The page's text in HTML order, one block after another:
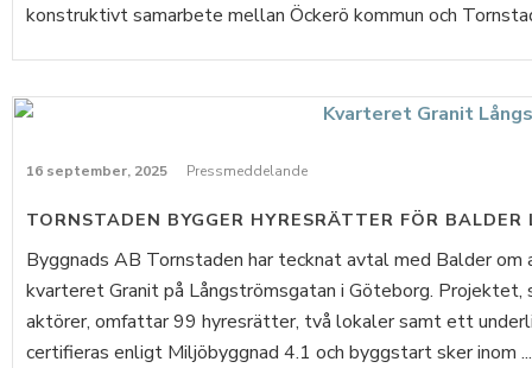
konstruktivt samarbete mellan Öckerö kommun och
16 september, 2025 Pressmeddelande
TORNSTADEN BYGGER HYRESRÄTTER FÖR
Byggnads AB Tornstaden har tecknat avtal med Balder
kvarteret Granit på Långströmsgatan i Göteborg. Projektet,
aktörer, omfattar 99 hyresrätter, två lokaler samt ett
certifieras enligt Miljöbyggnad 4.1 och byggstart sker inom ...